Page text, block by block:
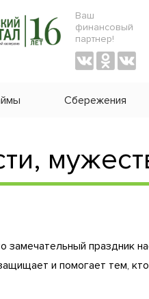
Ваш
финансовый
партнер!
Сбережения
замечательный праздник
и помогает тем,